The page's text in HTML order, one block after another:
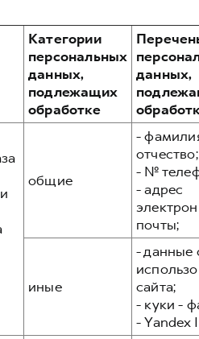
клиентам
клиентов
Категории
персональных
данных,
подлежащих
обработке
данных,
общие
-
отчество;
- №
- адрес
почты;
иные
- данные
сайта;
- куки -
- Yandex